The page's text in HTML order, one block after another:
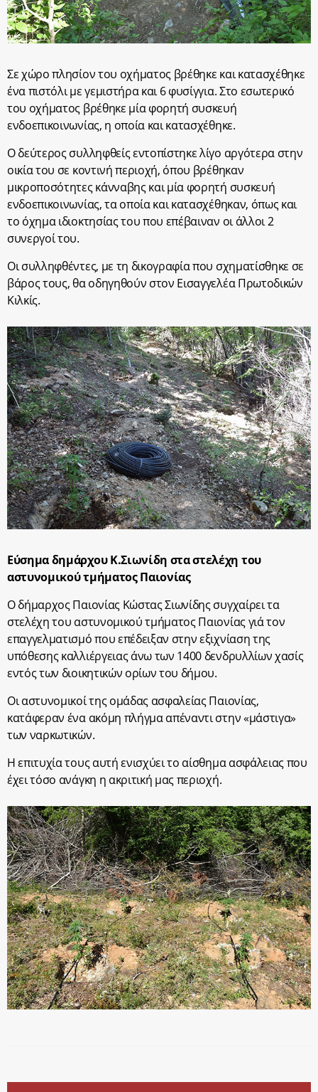
Σε χώρο πλησίον του οχήματος βρέθηκε και κατασχέθηκε
ένα πιστόλι με γεμιστήρα και 6 φυσίγγια. Στο εσωτερικό
του οχήματος βρέθηκε μία φορητή συσκευή
ενδοεπικοινωνίας, η οποία και κατασχέθηκε.
Ο δεύτερος συλληφθείς εντοπίστηκε λίγο αργότερα στην
οικία του σε κοντινή περιοχή, όπου βρέθηκαν
μικροποσότητες κάνναβης και μία φορητή συσκευή
ενδοεπικοινωνίας, τα οποία και κατασχέθηκαν, όπως και
το όχημα ιδιοκτησίας του που επέβαιναν οι άλλοι 2
συνεργοί του.
Οι συλληφθέντες, με τη δικογραφία που σχηματίσθηκε σε
βάρος τους, θα οδηγηθούν στον Εισαγγελέα Πρωτοδικών
Κιλκίς.
Εύσημα δημάρχου Κ.Σιωνίδη στα στελέχη του
αστυνομικού τμήματος Παιονίας
Ο δήμαρχος Παιονίας Κώστας Σιωνίδης συγχαίρει τα
στελέχη του αστυνομικού τμήματος Παιονίας γιά τον
επαγγελματισμό που επέδειξαν στην εξιχνίαση της
υπόθεσης καλλιέργειας άνω των 1400 δενδρυλλίων χασίς
εντός των διοικητικών ορίων του δήμου.
Οι αστυνομικοί της ομάδας ασφαλείας Παιονίας,
κατάφεραν ένα ακόμη πλήγμα απέναντι στην «μάστιγα»
των ναρκωτικών.
Η επιτυχία τους αυτή ενισχύει το αίσθημα ασφάλειας που
έχει τόσο ανάγκη η ακριτική μας περιοχή.